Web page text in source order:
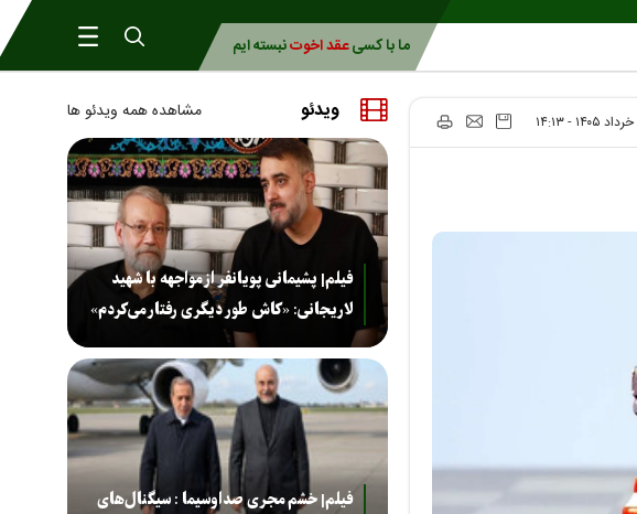
ما با کسیعقد اخوتنبسته ایم
ویدئو مشاهده همه ویدئو ها
فیلم| پشیمانی پویانفر از مواجهه با شهید
لاریجانی: «کاش طور دیگری رفتار می‌کردم»
فیلم| خشم مجری صداوسیما : سیگنال‌های